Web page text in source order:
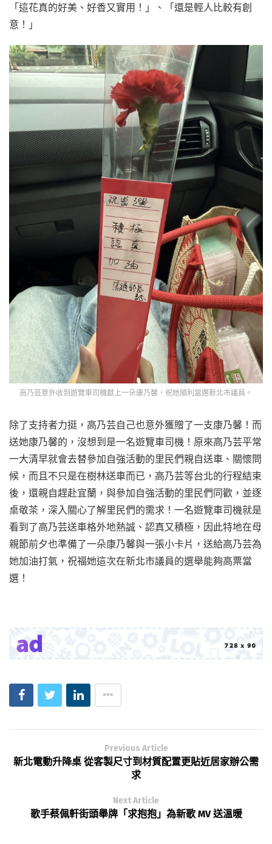
「這花真的好美、好香又實用！」、「還是輕人比較有創
意！」
高乃芸意外收到遊覽車司機獻上一朵康乃馨，祝她順利當選新北市議員。
除了支持者力挺，高乃芸自己也意外獲贈了一支康乃馨！而
送她康乃馨的，沒想到是一名遊覽車司機！原來高乃芸平常
一大清早就會去替參加自強活動的里民們親自送車、關懷問
候，而且不只是在樹林送車而已，高乃芸等台北的行程結束
後，還親自趕赴宜蘭，與參加自強活動的里民們同歡，並逐
桌敬茶，深入關心了解里民們的需求！一名遊覽車司機就是
看到了高乃芸送車格外地熱誠、認真又積極，因此特地在母
親節前夕也準備了一朵康乃馨與一張小卡片，送給高乃芸為
她加油打氣，祝福她這次在新北市議員的選舉能夠高票當
選！
Previous Article
新北電動升降桌 從客製尺寸到材質配置更貼近居家辦公需
求
Next Article
歌手蔡佩軒街頭舉牌「求抱抱」為新歌 MV 送溫暖